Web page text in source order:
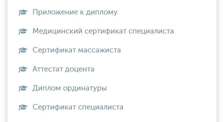
Приложение к диплому
Медицинский сертификат специалиста
Сертификат массажиста
Аттестат доцента
Диплом ординатуры
Сертификат специалиста